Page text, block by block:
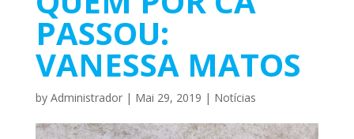
PASSOU:
VANESSA MATOS
by Administrador| Mai 29, 2019 | Notícias